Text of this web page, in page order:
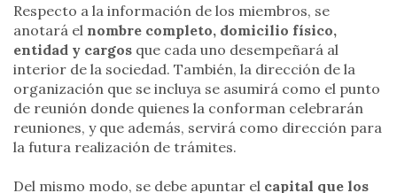
Respecto a la información de los miembros, se
anotará el nombre completo, domicilio físico,
entidad y cargos que cada uno desempeñará al
interior de la sociedad. También, la dirección de la
organización que se incluya se asumirá como el punto
de reunión donde quienes la conforman celebrarán
reuniones, y que además, servirá como dirección para
la futura realización de trámites.
Del mismo modo, se debe apuntar el capital que los